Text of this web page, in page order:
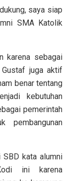
saya siap
SMA Katolik
karena sebagai
juga aktif
benar tentang
kebutuhan
pemerintah
pembangunan
SBD kata alumni
ini karena